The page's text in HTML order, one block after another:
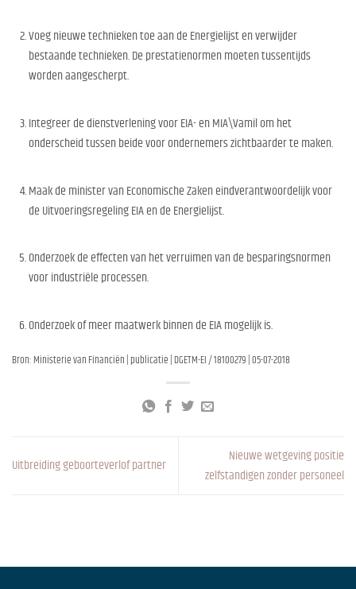
Voeg nieuwe technieken toe aan de Energielijst en verwijder
bestaande technieken. De prestatienormen moeten tussentijds
worden aangescherpt.
Integreer de dienstverlening voor EIA- en MIA\Vamil om het
onderscheid tussen beide voor ondernemers zichtbaarder te maken.
Maak de minister van Economische Zaken eindverantwoordelijk voor
de Uitvoeringsregeling EIA en de Energielijst.
Onderzoek de effecten van het verruimen van de besparingsnormen
voor industriële processen.
Onderzoek of meer maatwerk binnen de EIA mogelijk is.
Bron: Ministerie van Financiën | publicatie | DGETM-EI / 18100279 | 05-07-2018
Uitbreiding geboorteverlof partner
Nieuwe wetgeving positie
zelfstandigen zonder personeel